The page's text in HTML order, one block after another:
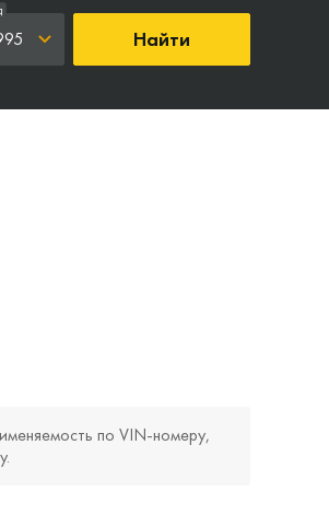
Найти
по VIN‑номеру,